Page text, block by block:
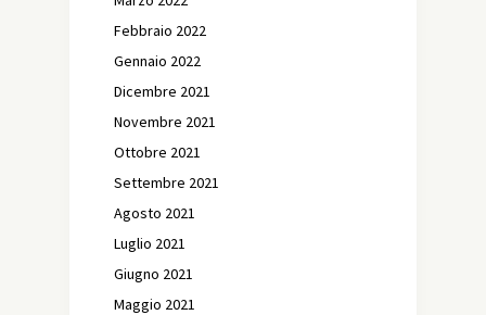
Febbraio 2022
Gennaio 2022
Dicembre 2021
Novembre 2021
Ottobre 2021
Settembre 2021
Agosto 2021
Luglio 2021
Giugno 2021
Maggio 2021